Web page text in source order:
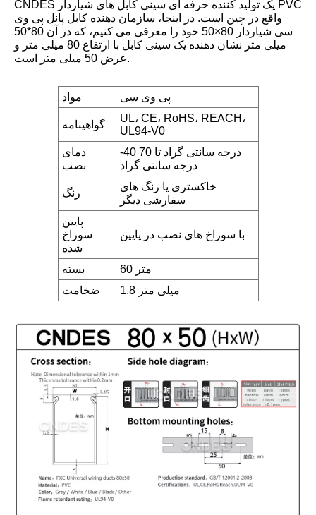
CNDES یک تولید کننده حرفه ای سینی کابل های شیاردار PVC
واقع در چین است. در اینجا، سازمان دهنده کابل پانل پی وی
سی شیاردار 80×50 خود را معرفی می کنیم، که در آن 80*50
میلی متر نشان دهنده یک سینی کابل با ارتفاع 80 میلی متر و
عرض 50 میلی متر است.
مواد پی وی سی
گواهینامه
UL، CE، RoHS، REACH،
UL94-V0
دمای
نصب
-40 درجه سانتی گراد تا 70
درجه سانتی گراد
رنگ
خاکستری یا رنگ های
سفارشی دیگر
پایین
سوراخ
شده
با سوراخ های نصب در پایین
بسته
60 متر
ضخامت
1.8 میلی متر